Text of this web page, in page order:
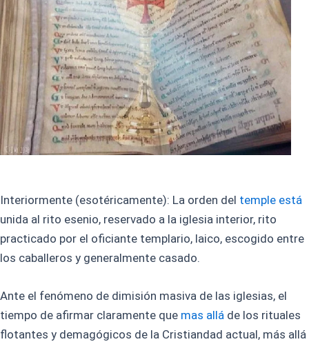
Interiormente (esotéricamente): La orden del temple está
unida al rito esenio, reservado a la iglesia interior, rito
practicado por el oficiante templario, laico, escogido entre
los caballeros y generalmente casado.
Ante el fenómeno de dimisión masiva de las iglesias, el
tiempo de afirmar claramente que mas allá de los rituales
flotantes y demagógicos de la Cristiandad actual, más allá